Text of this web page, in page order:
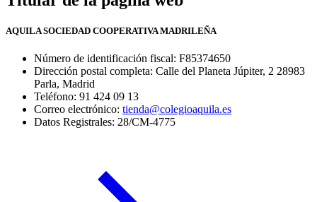
AQUILA SOCIEDAD COOPERATIVA MADRILEÑA
Número de identificación fiscal: F85374650
Dirección postal completa: Calle del Planeta Júpiter, 2 28983
Parla, Madrid
Teléfono: 91 424 09 13
Correo electrónico: tienda@colegioaquila.es
Datos Registrales: 28/CM-4775